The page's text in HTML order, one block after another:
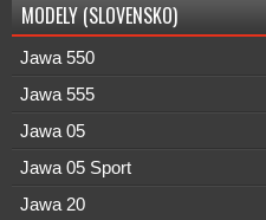
MODELY (SLOVENSKO)
Jawa 550
Jawa 555
Jawa 05
Jawa 05 Sport
Jawa 20